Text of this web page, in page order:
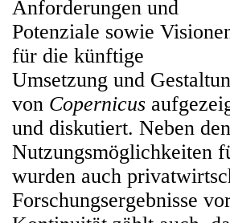
Anforderungen und
Potenziale sowie
für die künftige
Umsetzung und
von Copernicus
und diskutiert. Neben den
Nutzungsmöglichkeiten
wurden auch
Forschungsergebnisse